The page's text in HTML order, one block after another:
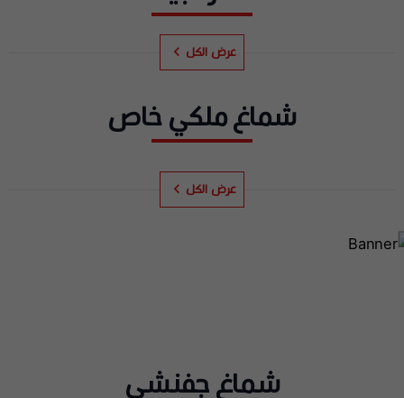
عرض الكل
شماغ ملكي خاص
عرض الكل
شماغ جفنشي